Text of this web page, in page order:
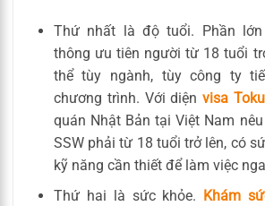
Thứ nhất là độ tuổi. Phần
thông ưu tiên người từ 18 tuổi
thể tùy ngành, tùy công ty
chương trình. Với diệnvisa
quán Nhật Bản tại Việt Nam
SSW phải từ 18 tuổi trở lên, có
kỹ năng cần thiết để làm việc
Thứ hai là sức khỏe.
Khám